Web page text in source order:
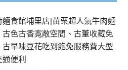
麵食館埔里店|苗栗超人氣牛肉麵
古色古香寬敞空間、古董收藏免
古早味豆花吃到飽免服務費大型
通便利